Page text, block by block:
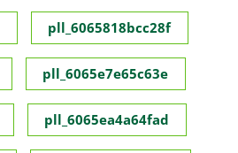
pll_6065818bcc28f
pll_6065e7e65c63e
pll_6065ea4a64fad